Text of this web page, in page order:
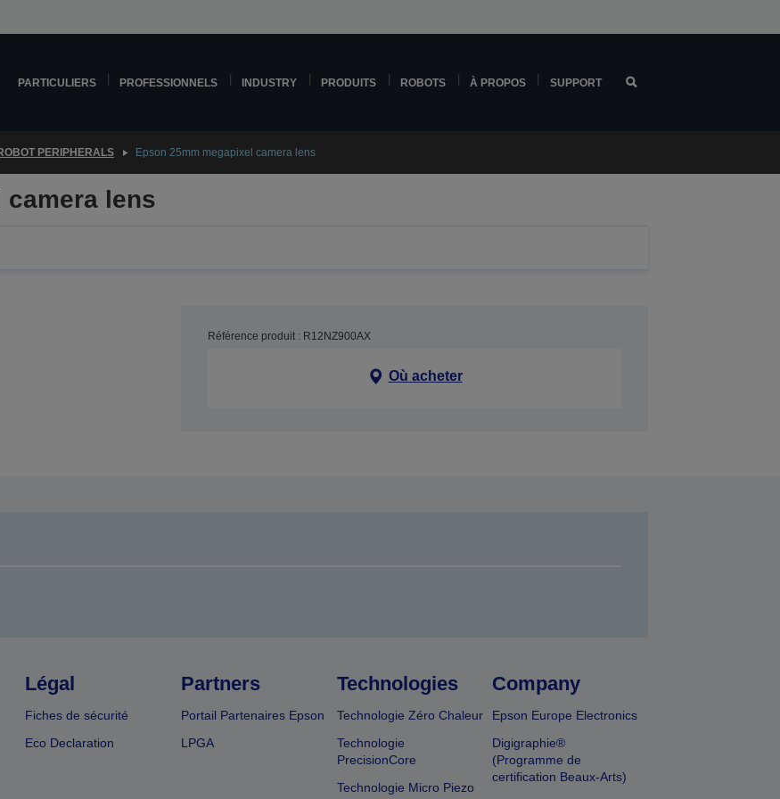
PARTICULIERS PROFESSIONNELS INDUSTRY PRODUITS ROBOTS À PROPOS SUPPORT
PERIPHERALS Epson 25mm megapixel camera lens
camera lens
Référence produit : R12NZ900AX
Où acheter
Légal
Fiches de sécurité
Eco Declaration
Partners
Portail Partenaires Epson
LPGA
Technologies
Technologie Zéro Chaleur
Technologie
PrecisionCore
Technologie Micro Piezo
Company
Epson Europe Electronics
Digigraphie®
(Programme de
certification Beaux-Arts)